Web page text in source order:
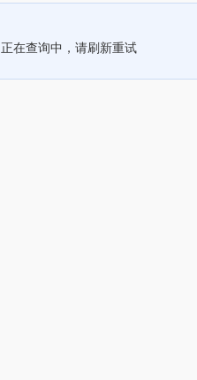
正在查询中，请刷新重试